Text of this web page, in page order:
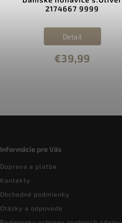
2174667 9999
€39,99
Detail
Informácie pre Vás
Doprava a platba
Kontakty
Obchodné podmienky
Otázky a odpovede